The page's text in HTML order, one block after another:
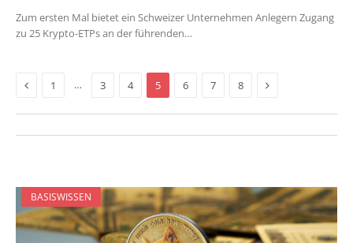
Zum ersten Mal bietet ein Schweizer Unternehmen Anlegern Zugang
zu 25 Krypto-ETPs an der führenden…
Previous
1 … 3 4 5 6 7 8 Next
BASISWISSEN